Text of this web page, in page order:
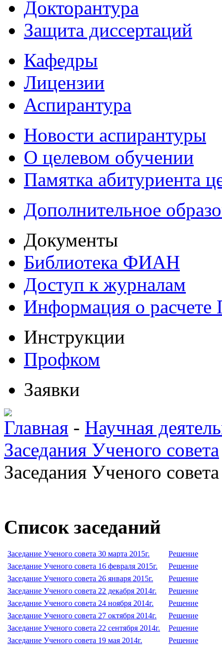
Докторантура
Защита диссертаций
Кафедры
Лицензии
Аспирантура
Новости аспирантуры
О целевом обучении
Памятка абитуриента
Дополнительное
Документы
Библиотека ФИАН
Доступ к журналам
Информация о
Инструкции
Профком
Заявки
Главная - Научная
Заседания Ученого совета
Заседания Ученого
Список заседаний
Заседание Ученого совета 30 марта 2015г.
Решение
Заседание Ученого совета 16 февраля 2015г.
Решение
Заседание Ученого совета 26 января 2015г.
Решение
Заседание Ученого совета 22 декабря 2014г.
Решение
Заседание Ученого совета 24 ноября 2014г.
Решение
Заседание Ученого совета 27 октября 2014г.
Решение
Заседание Ученого совета 22 сентября 2014г.
Решение
Заседание Ученого совета 19 мая 2014г.
Решение